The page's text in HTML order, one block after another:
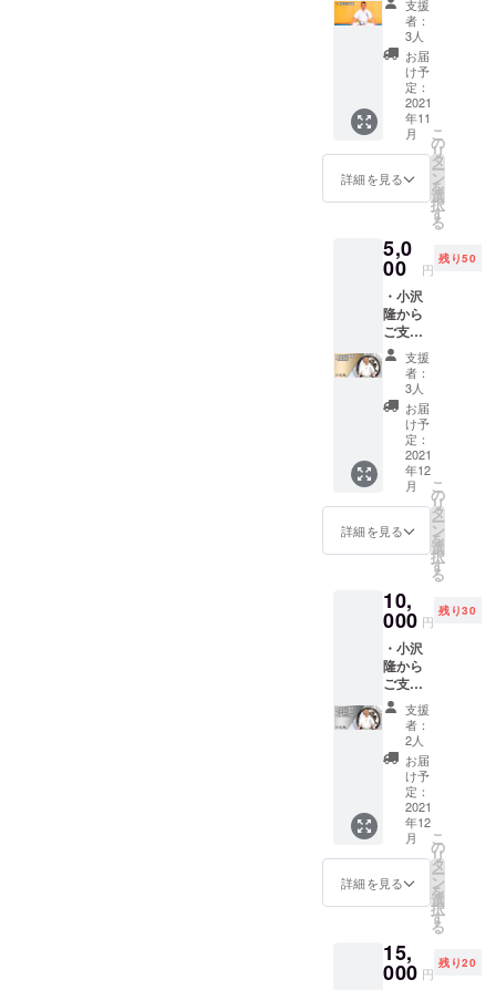
方への
お礼の
動画
URLを
お送り
いたし
ます。
支援
者：
3人
お届
け予
定：
2021
年11
月
詳細を見る
こ
の
リ
タ
ー
ン
を
選
択
す
る
5,0
00 円
残り50
・小沢
隆から
ご支援
頂いた
方へお
礼の動
画URL
をお送
りいた
しま
す。 ・
また、
小沢隆
の書籍
「実戦
と武道:
やって
くる“い
ざとい
う時”の
世界」
をお届
けいた
しま
す。
支援
者：
3人
お届
け予
定：
2021
年12
月
詳細を見る
こ
の
リ
タ
ー
ン
を
選
択
す
る
10,
000 円
残り30
・小沢
隆から
ご支援
頂いた
方への
お礼動
画URL
をお送
りいた
しま
す。 ・
小沢隆
の書籍
「実戦
と武道:
いつか
くる“い
ざとい
う時”の
支援
者：
2人
お届
け予
定：
2021
年12
月
詳細を見る
こ
の
リ
タ
ー
ン
を
選
択
す
る
15,
000 円
残り20